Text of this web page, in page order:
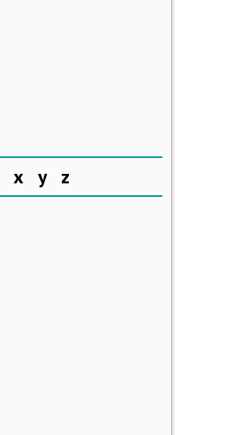
x y z